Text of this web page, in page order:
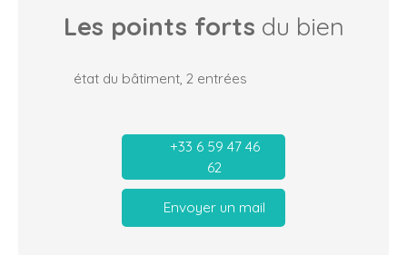
Les points forts du bien
état du bâtiment, 2 entrées
+33 6 59 47 46
62
Envoyer un mail